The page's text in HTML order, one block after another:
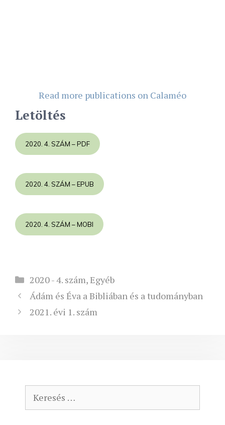
Read more publications on Calaméo
Letöltés
2020. 4. SZÁM – PDF
2020. 4. SZÁM – EPUB
2020. 4. SZÁM – MOBI
Kategória
2020 - 4. szám,Egyéb
Ádám és Éva a Bibliában és a tudományban
2021. évi 1. szám
Keresés: